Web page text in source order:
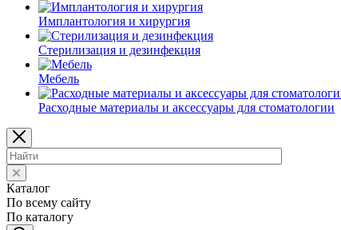
Имплантология и хирургия
Стерилизация и дезинфекция
Мебель
Расходные материалы и аксессуары для стоматологии
Каталог
По всему сайту
По каталогу